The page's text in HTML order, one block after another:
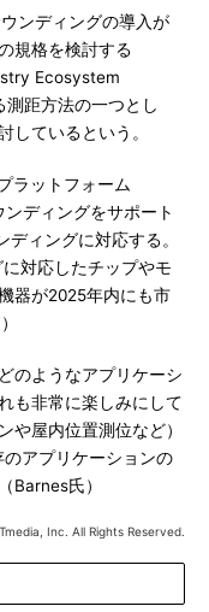
ンディングの導入が
規格を検討する
Ecosystem
距方法の一つとし
しているという。
ラットフォーム
ディングをサポート
ィングに対応する。
対応したチップやモ
器が2025年内にも市
のようなアプリケーシ
も非常に楽しみにして
や屋内位置測位など）
アプリケーションの
Barnes氏）
Inc. All Rights Reserved.